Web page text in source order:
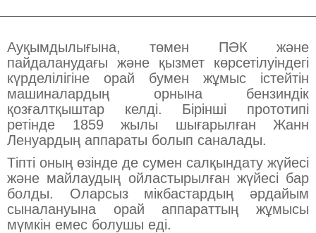
Ауқымдылығына, төмен ПӘК және
пайдаланудағы және қызмет көрсетілуіндегі
күрделілігіне орай бумен жұмыс істейтін
машиналардың орнына бензиндік
қозғалтқыштар келді. Бірінші прототипі
ретінде 1859 жылы шығарылған Жанн
Ленуардың аппараты болып саналады.
Тіпті оның өзінде де сумен салқындату жүйесі
және майлаудың ойластырылған жүйесі бар
болды. Оларсыз мікбастардың әрдайым
сыналануына орай аппараттың жұмысы
мүмкін емес болушы еді.